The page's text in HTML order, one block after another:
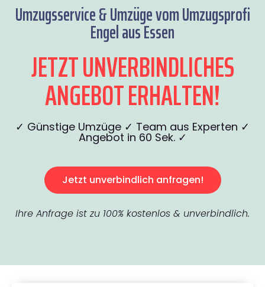
Umzugsservice & Umzüge vom Umzugsprofi
Engel aus Essen
JETZT UNVERBINDLICHES
ANGEBOT ERHALTEN!
✓ Günstige Umzüge ✓ Team aus Experten ✓
Angebot in 60 Sek. ✓
Jetzt unverbindlich anfragen!
Ihre Anfrage ist zu 100% kostenlos & unverbindlich.